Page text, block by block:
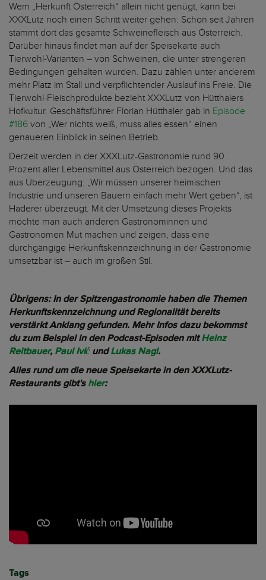
Wem „Herkunft Österreich“ allein nicht genügt, kann bei
XXXLutz noch einen Schritt weiter gehen: Schon seit Jahren
stammt dort das gesamte Schweinefleisch aus Österreich.
Darüber hinaus findet man auf der Speisekarte auch
Tierwohl-Varianten – von Schweinen, die unter strengeren
Bedingungen gehalten wurden. Dazu zählen unter anderem
mehr Platz im Stall und verpflichtender Auslauf ins Freie. Die
Tierwohl-Fleischprodukte bezieht XXXLutz von Hütthalers
Hofkultur. Geschäftsführer Florian Hütthaler gab in Episode
#186 von „Wer nichts weiß, muss alles essen“ einen
genaueren Einblick in seinen Betrieb.
Derzeit werden in der XXXLutz-Gastronomie rund 90
Prozent aller Lebensmittel aus Österreich bezogen. Und das
aus Überzeugung: „Wir müssen unserer heimischen
Industrie und unseren Bauern einfach mehr Wert geben“, ist
Haderer überzeugt. Mit der Umsetzung dieses Projekts
möchte man auch anderen Gastronominnen und
Gastronomen Mut machen und zeigen, dass eine
durchgängige Herkunftskennzeichnung in der Gastronomie
umsetzbar ist – auch im großen Stil.
Übrigens: In der Spitzengastronomie haben die Themen
Herkunftskennzeichnung und Regionalität bereits
verstärkt Anklang gefunden. Mehr Infos dazu bekommst
du zum Beispiel in den Podcast-Episoden mitHeinz
Reitbauer, Paul IvićundLukas Nagl.
Alles rund um die neue Speisekarte in den XXXLutz-
Restaurants gibt's hier:
Tags